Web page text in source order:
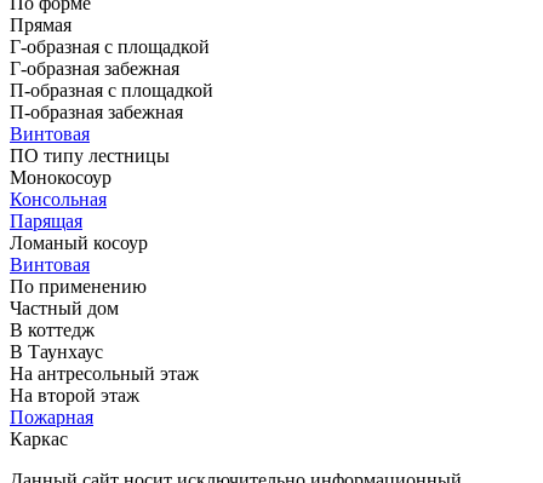
Прямая
Г-образная с площадкой
Г-образная забежная
П-образная с площадкой
П-образная забежная
Винтовая
ПО типу лестницы
Монокосоур
Консольная
Парящая
Ломаный косоур
Винтовая
По применению
Частный дом
В коттедж
В Таунхаус
На антресольный этаж
На второй этаж
Пожарная
Каркас